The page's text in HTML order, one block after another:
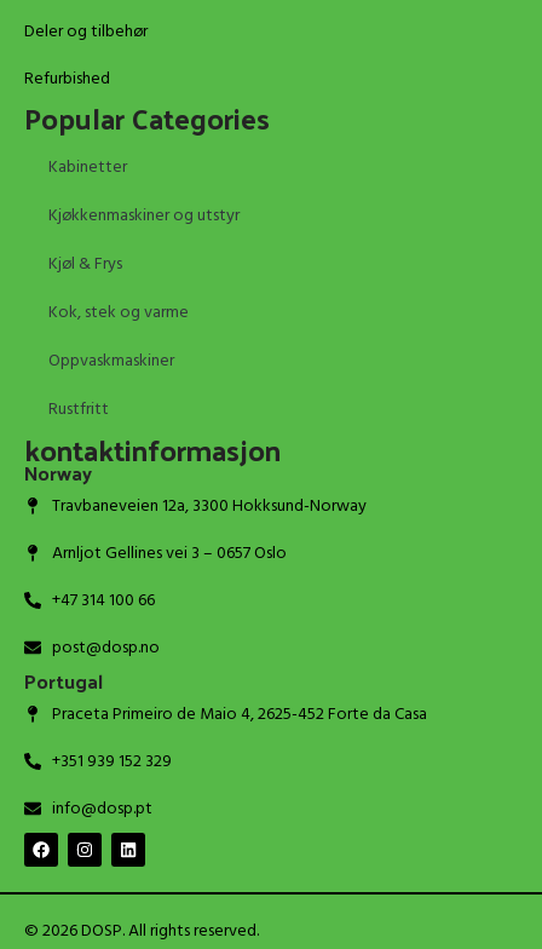
Deler og tilbehør
Refurbished
Popular Categories
Kabinetter
Kjøkkenmaskiner og utstyr
Kjøl & Frys
Kok, stek og varme
Oppvaskmaskiner
Rustfritt
kontaktinformasjon
Norway
Travbaneveien 12a, 3300 Hokksund-Norway
Arnljot Gellines vei 3 – 0657 Oslo
+47 314 100 66
post@dosp.no
Portugal
Praceta Primeiro de Maio 4, 2625-452 Forte da Casa
+351 939 152 329
info@dosp.pt
© 2026 DOSP. All rights reserved.